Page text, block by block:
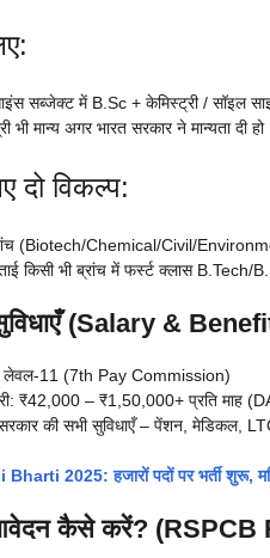
सब्जेक्ट में B.Sc + केमिस्ट्री / सॉइल
भी मान्य अगर भारत सरकार ने मान्यता दी हो
दो विकल्प:
(Biotech/Chemical/Civil/
किसी भी ब्रांच में फर्स्ट क्लास B.Tech/
(Salary &
लेवल-11 (7th Pay Commission)
₹42,000 – ₹1,50,000+ प्रति माह
की सभी सुविधाएँ – पेंशन, मेडिकल,
2025: हजारों पदों पर भर्ती शुरू,
कैसे करें? (RSPCB